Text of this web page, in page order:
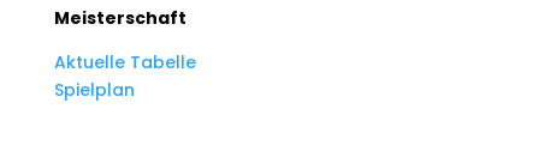
Meisterschaft
Aktuelle Tabelle
Spielplan